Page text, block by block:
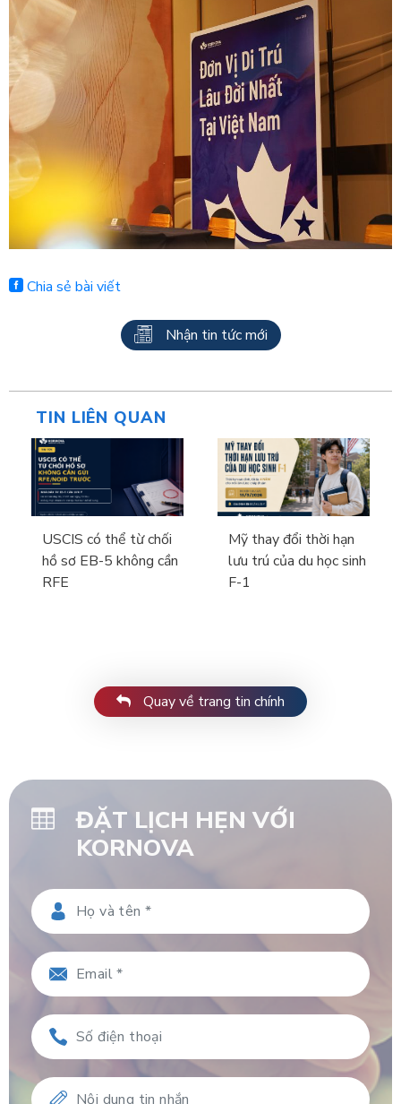
Chia sẻ bài viết
Nhận tin tức mới
TIN LIÊN QUAN
USCIS có thể từ chối
hồ sơ EB-5 không cần
RFE
Mỹ thay đổi thời hạn
lưu trú của du học sinh
F-1
Quay về trang tin chính
ĐẶT LỊCH HẸN VỚI
KORNOVA